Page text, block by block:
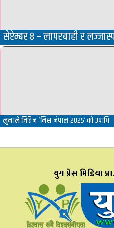
सेप्टेम्बर ८ – लापरबाही र
लुनाले जितिन ‘मिस नेपाल-२०२५’ को उपाधि
युग प्रेस मिडिया